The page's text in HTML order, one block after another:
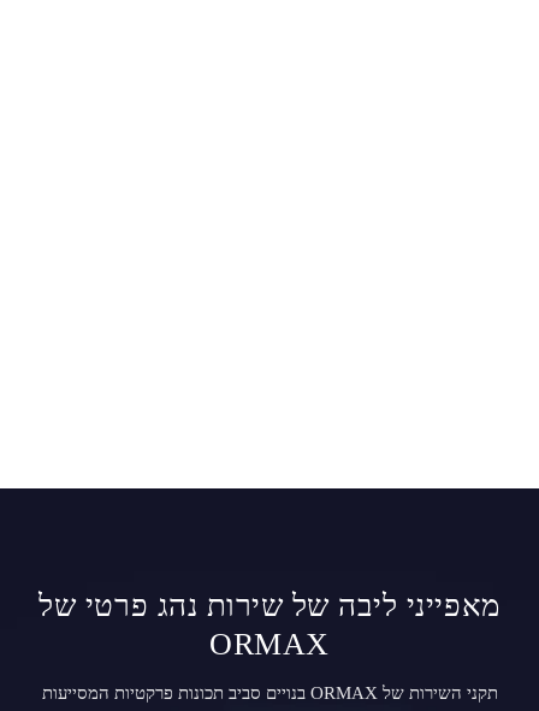
מאפייני ליבה של שירות נהג פרטי של
ORMAX
תקני השירות של ORMAX בנויים סביב תכונות פרקטיות המסייעות